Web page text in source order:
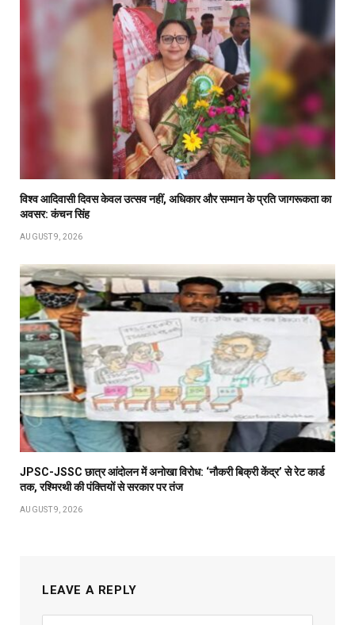
विश्व आदिवासी दिवस केवल उत्सव नहीं, अधिकार और सम्मान के प्रति जागरूकता का
अवसर: कंचन सिंह
AUGUST 9, 2026
JPSC-JSSC छात्र आंदोलन में अनोखा विरोध: ‘नौकरी बिक्री केंद्र’ से रेट कार्ड
तक, रश्मिरथी की पंक्तियों से सरकार पर तंज
AUGUST 9, 2026
LEAVE A REPLY